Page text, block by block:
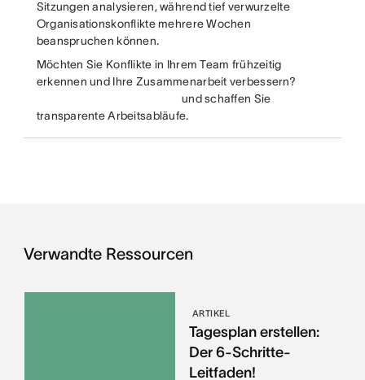
Sitzungen analysieren, während tief verwurzelte
Organisationskonflikte mehrere Wochen
beanspruchen können.
Möchten Sie Konflikte in Ihrem Team frühzeitig
erkennen und Ihre Zusammenarbeit verbessern?
und schaffen Sie
transparente Arbeitsabläufe.
Verwandte Ressourcen
ARTIKEL
Tagesplan erstellen:
Der 6-Schritte-
Leitfaden!